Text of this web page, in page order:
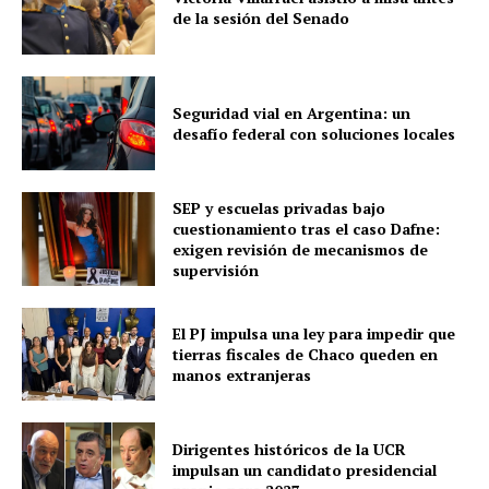
de la sesión del Senado
Seguridad vial en Argentina: un
desafío federal con soluciones locales
SEP y escuelas privadas bajo
cuestionamiento tras el caso Dafne:
exigen revisión de mecanismos de
supervisión
El PJ impulsa una ley para impedir que
tierras fiscales de Chaco queden en
manos extranjeras
Dirigentes históricos de la UCR
impulsan un candidato presidencial